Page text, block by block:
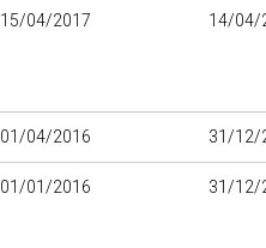
15/04/2017 14/04/
01/04/2016 31/12/
01/01/2016 31/12/